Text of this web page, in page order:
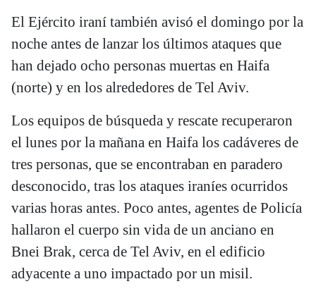
El Ejército iraní también avisó el domingo por la
noche antes de lanzar los últimos ataques que
han dejado ocho personas muertas en Haifa
(norte) y en los alrededores de Tel Aviv.
Los equipos de búsqueda y rescate recuperaron
el lunes por la mañana en Haifa los cadáveres de
tres personas, que se encontraban en paradero
desconocido, tras los ataques iraníes ocurridos
varias horas antes. Poco antes, agentes de Policía
hallaron el cuerpo sin vida de un anciano en
Bnei Brak, cerca de Tel Aviv, en el edificio
adyacente a uno impactado por un misil.